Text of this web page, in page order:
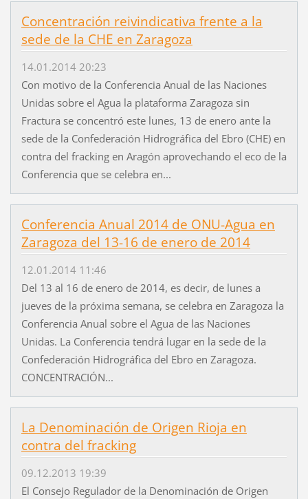
Concentración reivindicativa frente a la
sede de la CHE en Zaragoza
14.01.2014 20:23
Con motivo de la Conferencia Anual de las Naciones
Unidas sobre el Agua la plataforma Zaragoza sin
Fractura se concentró este lunes, 13 de enero ante la
sede de la Confederación Hidrográfica del Ebro (CHE) en
contra del fracking en Aragón aprovechando el eco de la
Conferencia que se celebra en...
Conferencia Anual 2014 de ONU-Agua en
Zaragoza del 13-16 de enero de 2014
12.01.2014 11:46
Del 13 al 16 de enero de 2014, es decir, de lunes a
jueves de la próxima semana, se celebra en Zaragoza la
Conferencia Anual sobre el Agua de las Naciones
Unidas. La Conferencia tendrá lugar en la sede de la
Confederación Hidrográfica del Ebro en Zaragoza.
CONCENTRACIÓN...
La Denominación de Origen Rioja en
contra del fracking
09.12.2013 19:39
El Consejo Regulador de la Denominación de Origen